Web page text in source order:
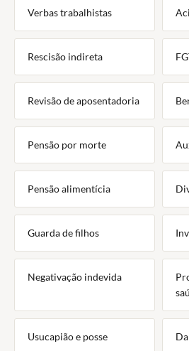
Verbas trabalhistas
Rescisão indireta
Revisão de aposentadoria
Pensão por morte
Pensão alimentícia
Guarda de filhos
Negativação indevida
Usucapião e posse